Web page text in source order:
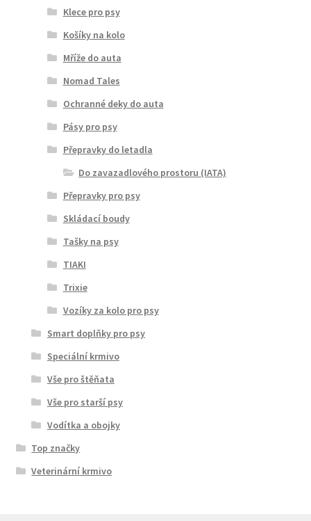
Klece pro psy
Košíky na kolo
Mříže do auta
Nomad Tales
Ochranné deky do auta
Pásy pro psy
Přepravky do letadla
Do zavazadlového prostoru (IATA)
Přepravky pro psy
Skládací boudy
Tašky na psy
TIAKI
Trixie
Vozíky za kolo pro psy
Smart doplňky pro psy
Speciální krmivo
Vše pro štěňata
Vše pro starší psy
Vodítka a obojky
Top značky
Veterinární krmivo